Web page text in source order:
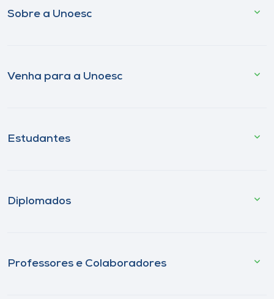
Sobre a Unoesc
Venha para a Unoesc
Estudantes
Diplomados
Professores e Colaboradores